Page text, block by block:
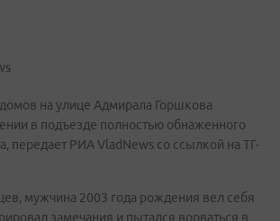
на улице Адмирала Горшкова
в подъезде полностью обнаженного
передает РИА VladNews со ссылкой на ТГ-
мужчина 2003 года рождения вел себя
замечания и пытался ворваться в